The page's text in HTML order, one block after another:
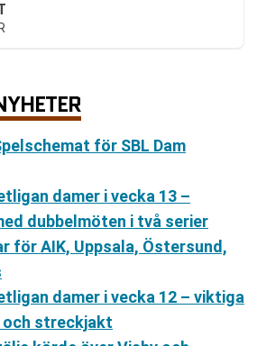
för SBL Dam
damer i vecka 13 –
dubbelmöten i två serier
för AIK, Uppsala, Östersund,
damer i vecka 12 – viktiga
och streckjakt